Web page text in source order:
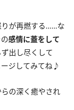
りが再燃する……な
感情に蓋をして
出し尽くして
ージしてみてね♪
の深く癒やされ